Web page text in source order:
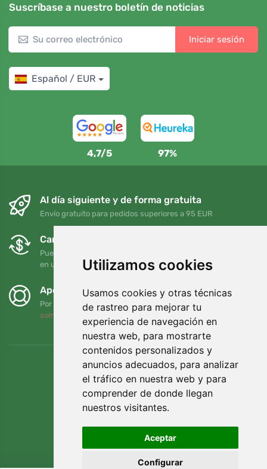
Utilizamos cookies
Usamos cookies y otras técnicas
de rastreo para mejorar tu
experiencia de navegación en
nuestra web, para mostrarte
contenidos personalizados y
anuncios adecuados, para analizar
el tráfico en nuestra web y para
comprender de donde llegan
nuestros visitantes.
Aceptar
Configurar
Suscríbase a nuestro boletín de noticias
Iniciar sesión
Español / EUR
4,7/5 97%
Al día siguiente y de forma gratuita
Envío gratuito para pedidos superiores a 95 EUR
Cambios y devoluciones gratuitos
Puede devolver o cambiar su pedido en cualquier momento
en un plazo de 90 días
Apoyamos a Trees.org
Por cada pedido plantamos un árbol. Leer más
somos